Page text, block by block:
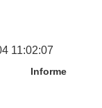
11:02:07
Informe